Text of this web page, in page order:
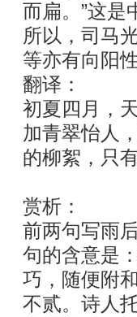
而扁。”这是
所以，司马
等亦有向阳
翻译：
初夏四月，
加青翠怡人
的柳絮，只
赏析：
前两句写雨
句的含意是
巧，随便附
不贰。诗人